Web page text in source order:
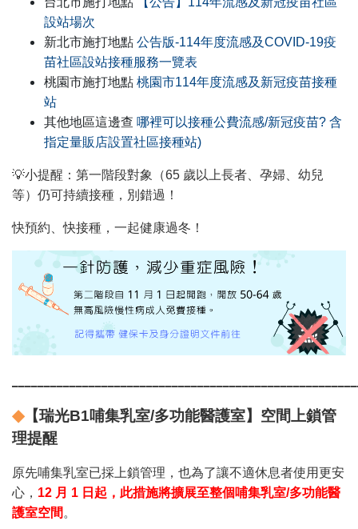
設站場次
新北市施打地點 公告版-114年度流感及COVID-19疫
苗社區設站接種服務一覽表
桃園市施打地點 桃園市114年度流感及新冠疫苗接種
站
其他地區這邊查 哪裡可以接種公費流感/新冠疫苗? 含
指定量販店設置社區接種站)
💡小提醒：第一階段對象（65 歲以上長者、孕婦、幼兒
等）仍可持續接種，別錯過！
快預約、快接種，一起健康過冬！
◆【瑞光B1哺集乳室/多功能醫護室】空間上鎖管
理提醒
原先哺集乳室已採上鎖管理，也為了讓不適休息者使用更安
心， 12 月 1 日起，此措施將擴展至整個哺集乳室/多功能醫
護室空間 。